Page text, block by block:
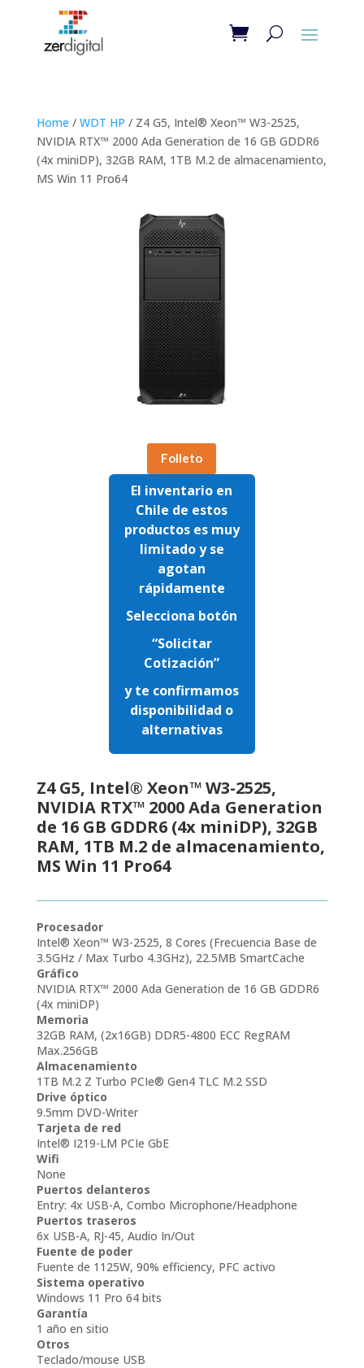
Home / WDT HP / Z4 G5, Intel® Xeon™ W3-2525,
NVIDIA RTX™ 2000 Ada Generation de 16 GB GDDR6
(4x miniDP), 32GB RAM, 1TB M.2 de almacenamiento,
MS Win 11 Pro64
Folleto
El inventario en
Chile de estos
productos es muy
limitado y se
agotan
rápidamente
Selecciona botón
“Solicitar
Cotización”
y te confirmamos
disponibilidad o
alternativas
Z4 G5, Intel® Xeon™ W3-2525,
NVIDIA RTX™ 2000 Ada Generation
de 16 GB GDDR6 (4x miniDP), 32GB
RAM, 1TB M.2 de almacenamiento,
MS Win 11 Pro64
Procesador
Intel® Xeon™ W3-2525, 8 Cores (Frecuencia Base de
3.5GHz / Max Turbo 4.3GHz), 22.5MB SmartCache
Gráfico
NVIDIA RTX™ 2000 Ada Generation de 16 GB GDDR6
(4x miniDP)
Memoria
32GB RAM, (2x16GB) DDR5-4800 ECC RegRAM
Max.256GB
Almacenamiento
1TB M.2 Z Turbo PCIe® Gen4 TLC M.2 SSD
Drive óptico
9.5mm DVD-Writer
Tarjeta de red
Intel® I219-LM PCIe GbE
Wifi
None
Puertos delanteros
Entry: 4x USB-A, Combo Microphone/Headphone
Puertos traseros
6x USB-A, RJ-45, Audio In/Out
Fuente de poder
Fuente de 1125W, 90% efficiency, PFC activo
Sistema operativo
Windows 11 Pro 64 bits
Garantía
1 año en sitio
Otros
Teclado/mouse USB